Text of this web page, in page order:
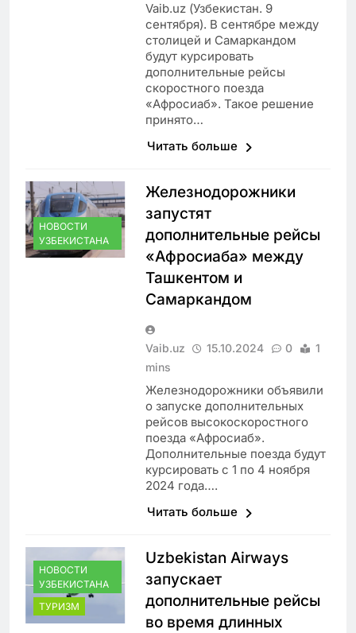
Vaib.uz (Узбекистан. 9
сентября). В сентябре между
столицей и Самаркандом
будут курсировать
дополнительные рейсы
скоростного поезда
«Афросиаб». Такое решение
принято…
Читать больше
НОВОСТИ
УЗБЕКИСТАНА
Железнодорожники
запустят
дополнительные рейсы
«Афросиаба» между
Ташкентом и
Самаркандом
Vaib.uz 15.10.2024 0
1
mins
Железнодорожники объявили
о запуске дополнительных
рейсов высокоскоростного
поезда «Афросиаб».
Дополнительные поезда будут
курсировать с 1 по 4 ноября
2024 года….
Читать больше
НОВОСТИ
УЗБЕКИСТАНА
ТУРИЗМ
Uzbekistan Airways
запускает
дополнительные рейсы
во время длинных